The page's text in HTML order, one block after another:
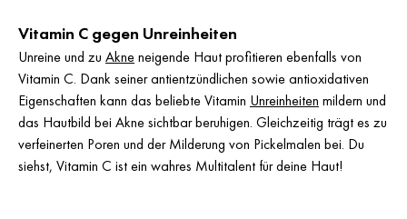
Vitamin C gegen Unreinheiten
Unreine und zu Akneneigende Haut profitieren ebenfalls von
Vitamin C. Dank seiner antientzündlichen sowie antioxidativen
Eigenschaften kann das beliebte Vitamin Unreinheiten mildern und
das Hautbild bei Akne sichtbar beruhigen. Gleichzeitig trägt es zu
verfeinerten Poren und der Milderung von Pickelmalen bei. Du
siehst, Vitamin C ist ein wahres Multitalent für deine Haut!